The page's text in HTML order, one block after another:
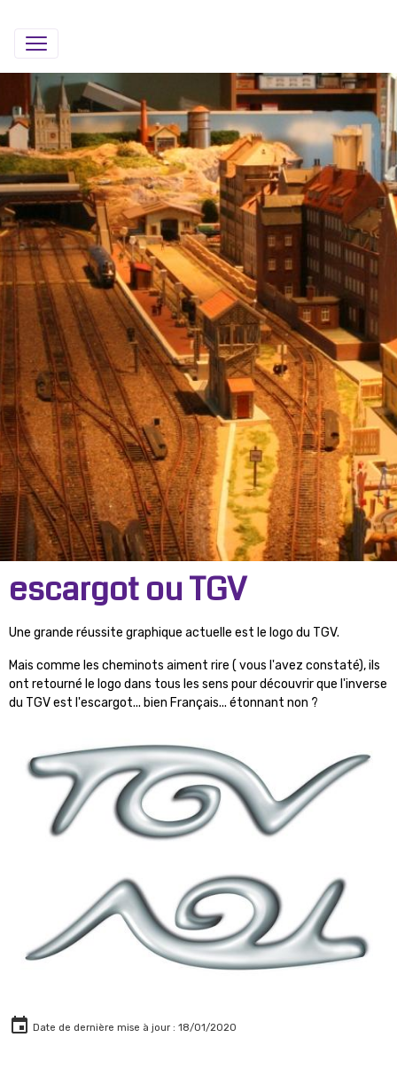
escargot ou TGV
Une grande réussite graphique actuelle est le logo du TGV.
Mais comme les cheminots aiment rire ( vous l'avez constaté), ils
ont retourné le logo dans tous les sens pour découvrir que l'inverse
du TGV est l'escargot... bien Français... étonnant non ?
Date de dernière mise à jour : 18/01/2020